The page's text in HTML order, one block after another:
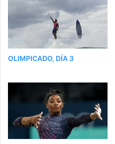
OLIMPICADO, DÍA 3